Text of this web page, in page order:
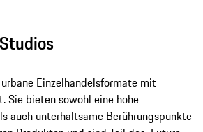
Einzelhandelsformate mit
Sie bieten sowohl eine hohe
auch unterhaltsame Berührungspunkte